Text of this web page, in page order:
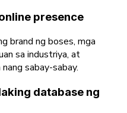
presence
brand ng boses, mga
sa industriya, at
sabay-sabay.
database ng